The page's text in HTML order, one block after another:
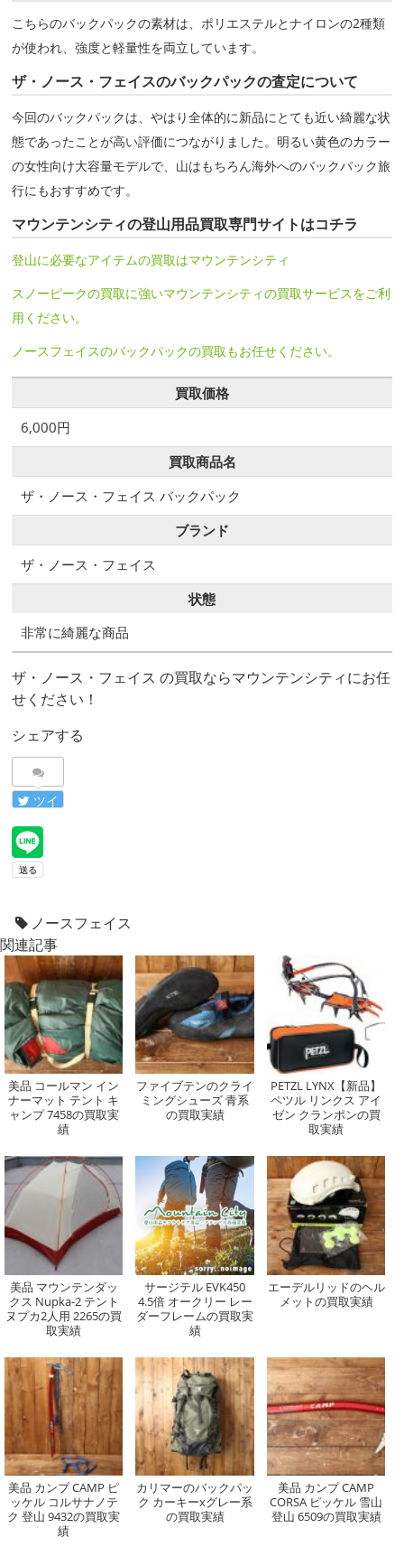
こちらのバックパックの素材は、ポリエステルとナイロンの2種類
が使われ、強度と軽量性を両立しています。
ザ・ノース・フェイスのバックパックの査定について
今回のバックパックは、やはり全体的に新品にとても近い綺麗な状
態であったことが高い評価につながりました。明るい黄色のカラー
の女性向け大容量モデルで、山はもちろん海外へのバックパック旅
行にもおすすめです。
マウンテンシティの登山用品買取専門サイトはコチラ
登山に必要なアイテムの買取はマウンテンシティ
スノーピークの買取に強いマウンテンシティの買取サービスをご利
用ください。
ノースフェイスのバックパックの買取もお任せください。
買取価格
6,000円
買取商品名
ザ・ノース・フェイス バックパック
ブランド
ザ・ノース・フェイス
状態
非常に綺麗な商品
ザ・ノース・フェイス の買取ならマウンテンシティにお任
せください！
シェアする
ツイ
ノースフェイス
関連記事
美品 コールマン イン
ナーマット テント キ
ャンプ 7458の買取実
績
ファイブテンのクライ
ミングシューズ 青系
の買取実績
PETZL LYNX【新品】
ペツル リンクス アイ
ゼン クランポンの買
取実績
美品 マウンテンダッ
クス Nupka-2 テント
ヌプカ2人用 2265の買
取実績
サージテル EVK450
4.5倍 オークリー レー
ダーフレームの買取実
績
エーデルリッドのヘル
メットの買取実績
美品 カンプ CAMP ピ
ッケル コルサナノテ
ク 登山 9432の買取実
績
カリマーのバックパッ
ク カーキーxグレー系
の買取実績
美品 カンプ CAMP
CORSA ピッケル 雪山
登山 6509の買取実績